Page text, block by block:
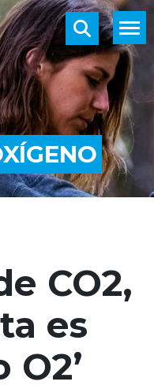
CO2,
es
O2’